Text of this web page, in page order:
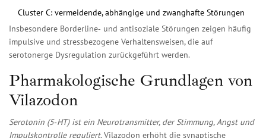
Cluster C: vermeidende, abhängige und zwanghafte Störungen
Insbesondere Borderline‑ und antisoziale Störungen zeigen häufig
impulsive und stressbezogene Verhaltensweisen, die auf
serotonerge Dysregulation zurückgeführt werden.
Pharmakologische Grundlagen von
Vilazodon
Serotonin (5‑HT) ist ein Neurotransmitter, der Stimmung, Angst und
Impulskontrolle reguliert. Vilazodon erhöht die synaptische